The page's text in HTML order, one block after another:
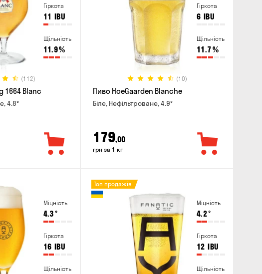
Гіркота
11 IBU
Щільність
11.9%
(112)
1664 Blanc
4.8°
Гіркота
6 IBU
Щільність
11.7%
(10)
Пиво HoeGaarden Blanche
Біле, Нефільтроване, 4.9°
179,00
грн за 1 кг
Міцність
4.3°
Гіркота
16 IBU
Щільність
Міцність
4.2°
Гіркота
12 IBU
Щільність
Топ продажів